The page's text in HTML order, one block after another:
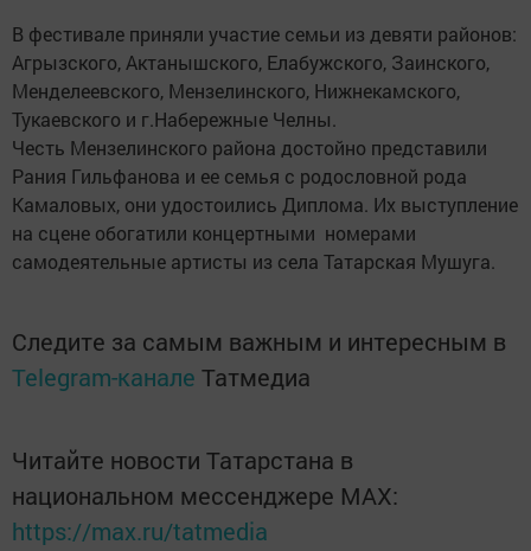
В фестивале приняли участие семьи из девяти районов:
Агрызского, Актанышского, Елабужского, Заинского,
Менделеевского, Мензелинского, Нижнекамского,
Тукаевского и г.Набережные Челны.
Честь Мензелинского района достойно представили
Рания Гильфанова и ее семья с родословной рода
Камаловых, они удостоились Диплома. Их выступление
на сцене обогатили концертными номерами
самодеятельные артисты из села Татарская Мушуга.
Следите за самым важным и интересным в
Telegram-канале Татмедиа
Читайте новости Татарстана в
национальном мессенджере MАХ:
https://max.ru/tatmedia